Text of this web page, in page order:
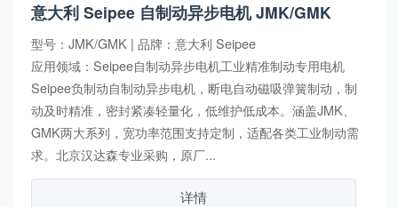
意大利 Seipee 自制动异步电机 JMK/GMK
型号：JMK/GMK | 品牌：意大利 Seipee
应用领域：Seipee自制动异步电机工业精准制动专用电机
Seipee负制动自制动异步电机，断电自动磁吸弹簧制动，制
动及时精准，密封紧凑轻量化，低维护低成本。涵盖JMK、
GMK两大系列，宽功率范围支持定制，适配各类工业制动需
求。北京汉达森专业采购，原厂...
详情